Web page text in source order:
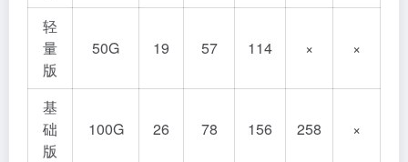
轻
量
版
50G 19 57 114 × ×
基
础
版
100G 26 78 156 258 ×